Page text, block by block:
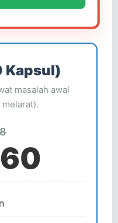
Kapsul)
masalah awal